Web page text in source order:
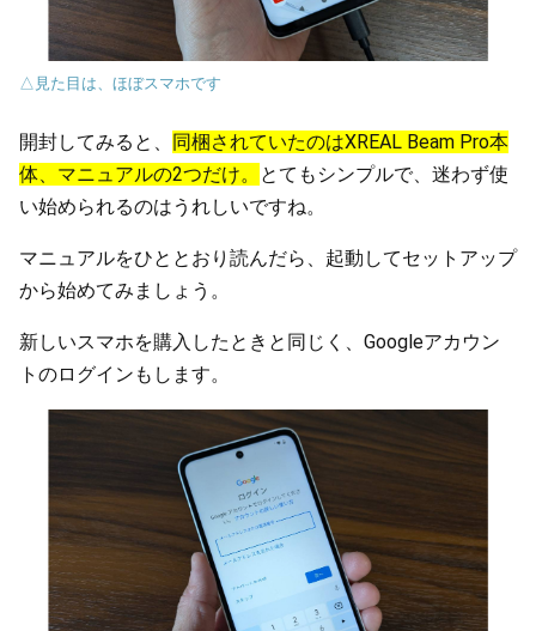
△見た目は、ほぼスマホです
開封してみると、 同梱されていたのはXREAL Beam Pro本
体、マニュアルの2つだけ。
とてもシンプルで、迷わず使
い始められるのはうれしいですね。
マニュアルをひととおり読んだら、起動してセットアップ
から始めてみましょう。
新しいスマホを購入したときと同じく、Googleアカウン
トのログインもします。